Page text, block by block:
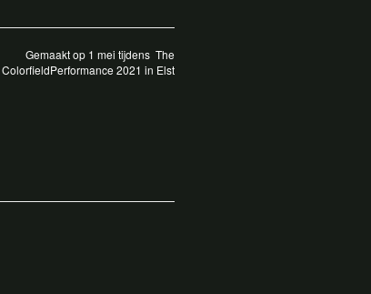
Gemaakt op 1 mei tijdens The
ColorfieldPerformance 2021 in Elst